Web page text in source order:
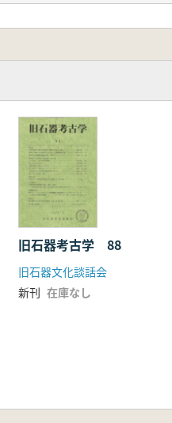
のかかわり」
旧石器考古学 88
旧石器文化談話会
新刊 在庫なし